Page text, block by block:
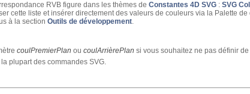
RVB figure dans les thèmes de Constantes 4D SVG : SVG
cette liste et insérer directement des valeurs de couleurs via la Palette
à la section Outils de développement.
coulPremierPlan ou coulArrièrePlan si vous souhaitez ne pas définir
plupart des commandes SVG.